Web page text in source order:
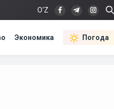
O‘Z
Экономика Погода